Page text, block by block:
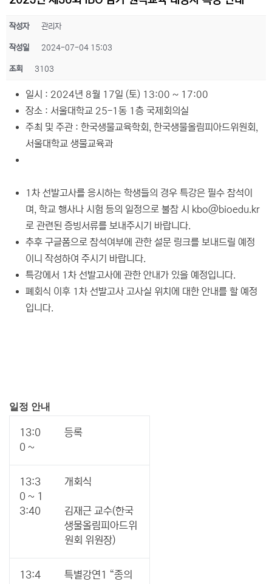
작성자 관리자
작성일 2024-07-04 15:03
조회 3103
일시 : 2024년 8월 17일 (토) 13:00 ~ 17:00
장소 : 서울대학교 25-1동 1층 국제회의실
주최 및 주관 : 한국생물교육학회, 한국생물올림피아드위원회,
서울대학교 생물교육과
1차 선발고사를 응시하는 학생들의 경우 특강은 필수 참석이
며, 학교 행사나 시험 등의 일정으로 불참 시 kbo@bioedu.kr
로 관련된 증빙서류를 보내주시기 바랍니다.
추후 구글폼으로 참석여부에 관한 설문 링크를 보내드릴 예정
이니 작성하여 주시기 바랍니다.
특강에서 1차 선발고사에 관한 안내가 있을 예정입니다.
폐회식 이후 1차 선발고사 고사실 위치에 대한 안내를 할 예정
입니다.
일정 안내
13:0
0 ~
등록
13:3
0 ~ 1
3:40
개회식
김재근 교수(한국
생물올림피아드위
원회 위원장)
13:4
특별강연1 “종의